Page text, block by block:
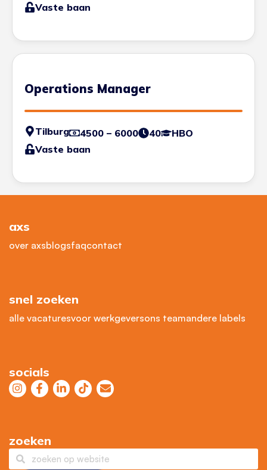
Vaste baan
Operations Manager
Tilburg 4500 – 6000 40
HBO
Vaste baan
axs
over axsblogsfaqcontact
snel zoeken
alle vacaturesvoor werkgeversons teamandere labels
socials
zoeken